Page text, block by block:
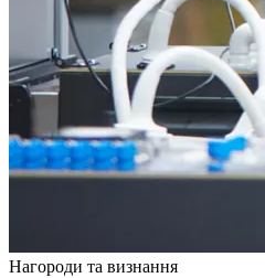
Нагороди та визнання